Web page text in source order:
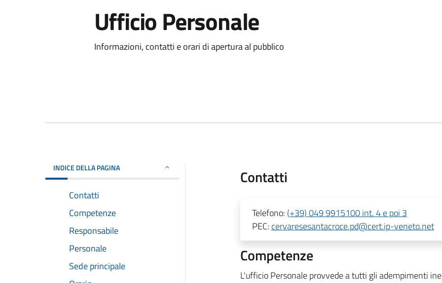
Ufficio Personale
Informazioni, contatti e orari di apertura al pubblico
INDICE DELLA PAGINA
Contatti
Competenze
Responsabile
Personale
Sede principale
Contatti
Telefono: (+39) 049 9915100 int. 4 e poi 3
PEC: cervaresesantacroce.pd@cert.ip-veneto.net
Competenze
L'ufficio Personale provvede a tutti gli adempimenti